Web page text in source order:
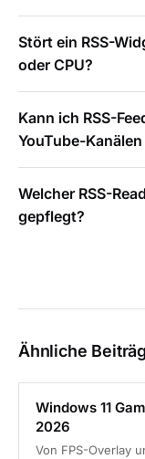
Stört ein RSS-
oder CPU?
Kann ich RSS-
YouTube-
Welcher RSS-
gepflegt?
Ähnliche
Windows 11
2026
Von FPS-Overlay